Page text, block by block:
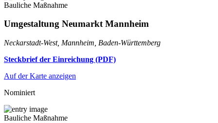
Bauliche Maßnahme
Umgestaltung Neumarkt Mannheim
Neckarstadt-West, Mannheim, Baden-Württemberg
Steckbrief der Einreichung (PDF)
Auf der Karte anzeigen
Nominiert
Bauliche Maßnahme